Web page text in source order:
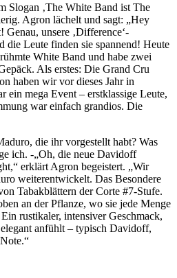
Slogan ‚The White Band ist The
Agron lächelt und sagt: „Hey
Genau, unsere ‚Difference‘-
die Leute finden sie spannend! Heute
White Band und habe zwei
Als erstes: Die Grand Cru
haben wir vor dieses Jahr in
ein mega Event – erstklassige Leute,
war einfach grandios. Die
die ihr vorgestellt habt? Was
ich. -„Oh, die neue Davidoff
erklärt Agron begeistert. „Wir
weiterentwickelt. Das Besondere
Tabakblättern der Corte #7-Stufe.
an der Pflanze, wo sie jede Menge
rustikaler, intensiver Geschmack,
anfühlt – typisch Davidoff,